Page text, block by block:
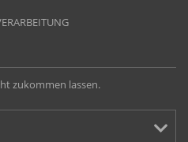
zukommen lassen.